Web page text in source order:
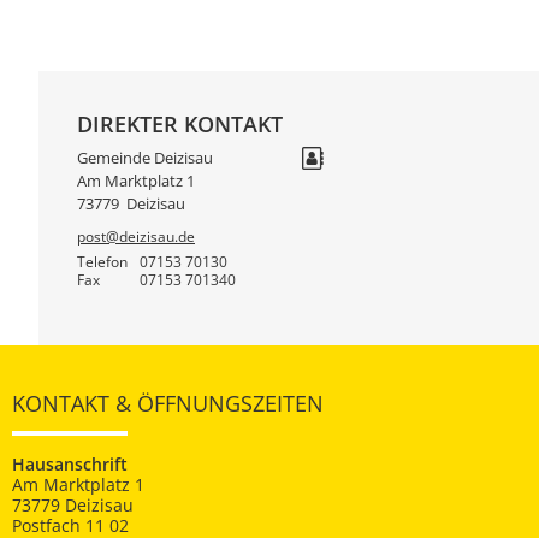
DIREKTER KONTAKT
Gemeinde Deizisau
Am Marktplatz 1
73779 Deizisau
post@deizisau.de
Telefon
07153 70130
Fax 07153 701340
KONTAKT & ÖFFNUNGSZEITEN
Hausanschrift
Am Marktplatz 1
73779 Deizisau
Postfach 11 02